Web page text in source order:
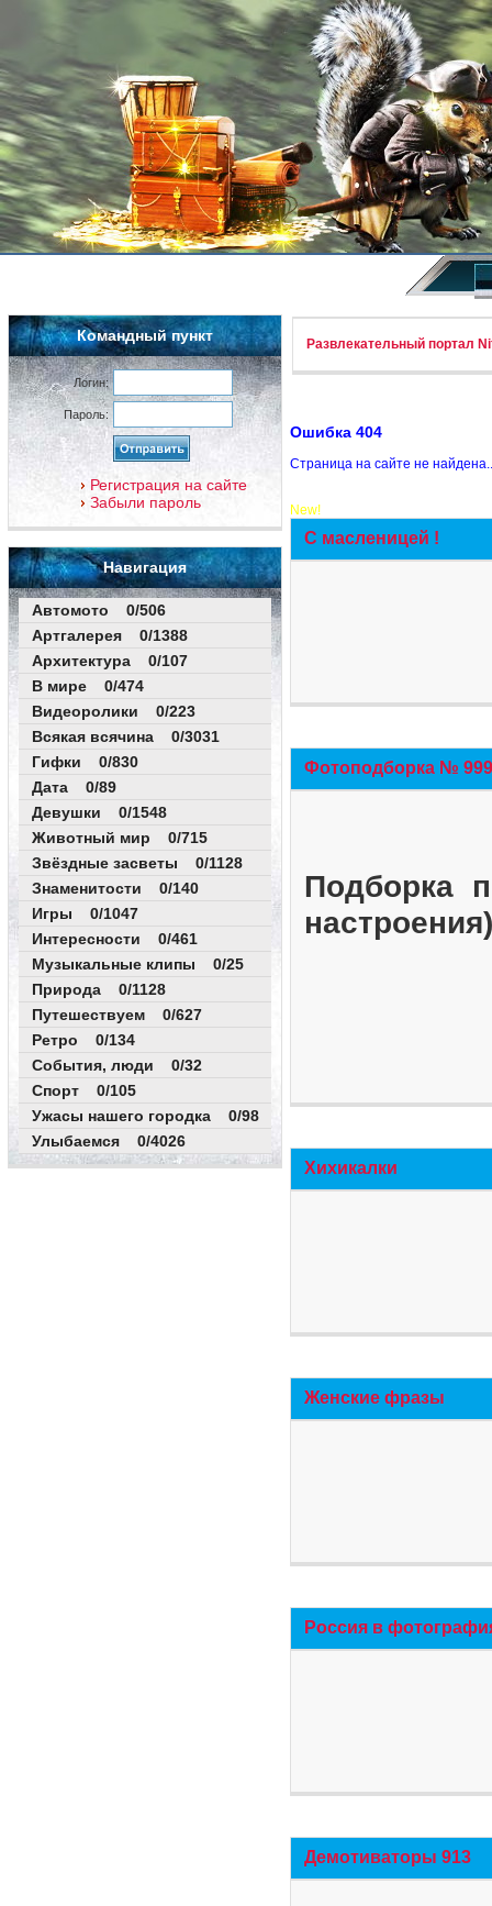
Командный пункт
Логин:
Пароль:
Регистрация на сайте
Забыли пароль
Навигация
Автомото 0/506
Артгалерея 0/1388
Архитектура 0/107
В мире 0/474
Видеоролики 0/223
Всякая всячина 0/3031
Гифки 0/830
Дата 0/89
Девушки 0/1548
Животный мир 0/715
Звёздные засветы 0/1128
Знаменитости 0/140
Игры 0/1047
Интересности 0/461
Музыкальные клипы 0/25
Природа 0/1128
Путешествуем 0/627
Ретро 0/134
События, люди 0/32
Спорт 0/105
Ужасы нашего городка 0/98
Улыбаемся 0/4026
Развлекательный портал
Ошибка 404
Страница на сайте не
New!
С масленицей !
Фотоподборка №
Подборка
Хихикалки
Женские фразы
Россия в
Демотиваторы 913